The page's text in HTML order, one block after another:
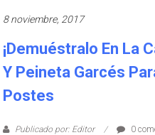
8 noviembre, 2017
¡Demuéstralo En La
Y Peineta Garcés
Postes
Publicado por: Editor
0